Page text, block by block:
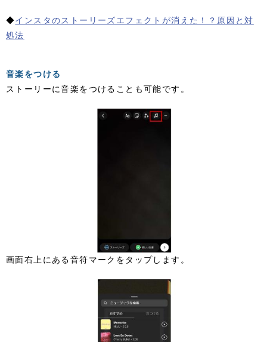
◆インスタのストーリーズエフェクトが消えた！？原因と対
処法
音楽をつける
ストーリーに音楽をつけることも可能です。
画面右上にある音符マークをタップします。